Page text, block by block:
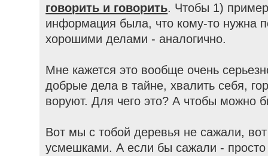
говорить и говорить. Чтобы 1)
информация была, что кому-то нужна
хорошими делами - аналогично.
Мне кажется это вообще очень
добрые дела в тайне, хвалить себя,
воруют. Для чего это? А чтобы можно
Вот мы с тобой деревья не сажали,
усмешками. А если бы сажали -